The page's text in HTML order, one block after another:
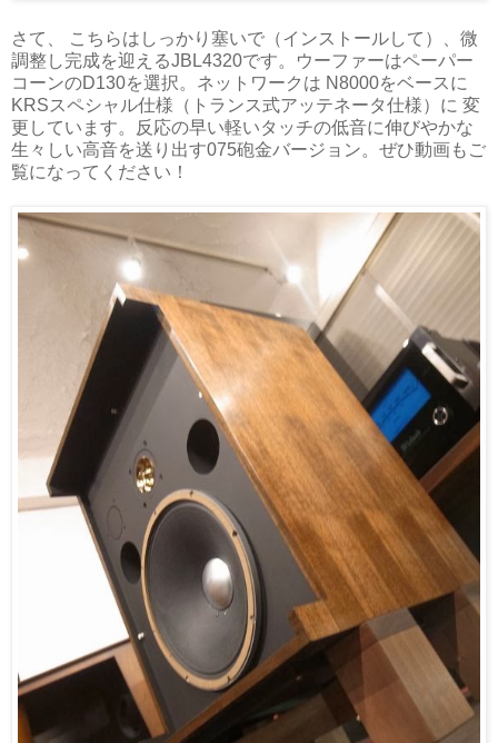
さて、 こちらはしっかり塞いで（インストールして）、微
調整し完成を迎えるJBL4320です。ウーファーはペーパー
コーンのD130を選択。ネットワークは N8000をベースに
KRSスペシャル仕様（トランス式アッテネータ仕様）に 変
更しています。反応の早い軽いタッチの低音に伸びやかな
生々しい高音を送り出す075砲金バージョン。ぜひ動画もご
覧になってください！